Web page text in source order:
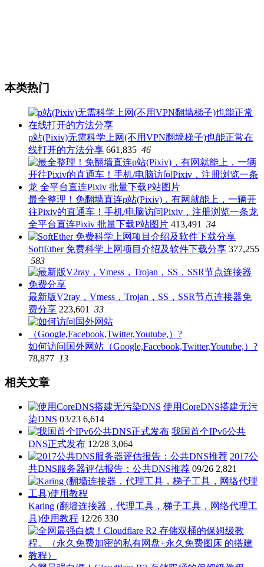
本类热门
p站(Pixiv)无需科学上网(不用VPN翻墙梯子)也能正常在
线打开的方法分享 661,835 46
最全整理！免翻墙直连p站(Pixiv)，有网就能上，一辆开
往Pixiv的直通车！手机/电脑访问Pixiv，注册浏览一条龙
全平台直连Pixiv 批量下载P站图片 413,491 34
SoftEther 免费科学上网项目介绍及软件下载分享 377,255
583
最新版V2ray，Vmess，Trojan，SS，SSR节点连接器免
费分享 223,601 33
如何访问国外网站（Google,Facebook,Twitter,Youtube,）?
78,877 13
相关文章
使用CoreDNS搭建无污
染DNS 03/23 6,614
我国首个IPv6公共
DNS正式发布 12/28 3,064
2017公
共DNS服务器评估报告：公共DNS推荐 09/26 2,821
Karing (翻墙连接器，代理工具，梯子工具，网络代理工
具)使用教程 12/26 330